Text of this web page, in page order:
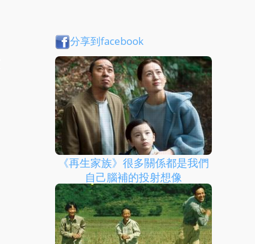
分享到facebook
《再生家族》很多關係都是我們
自己腦補的投射想像